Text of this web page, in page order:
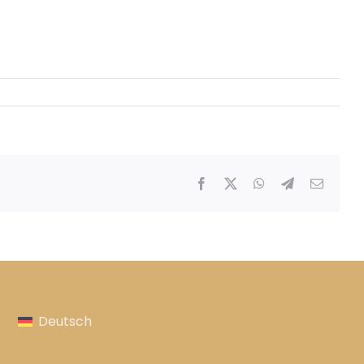
Facebook WhatsApp
Telegram
E-
Deutsch